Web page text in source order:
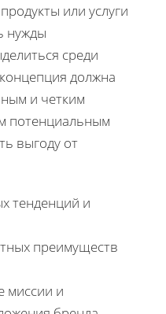
или услуги
нужды
среди
должна
и четким
потенциальным
выгоду от
тенденций и
преимуществ
миссии и